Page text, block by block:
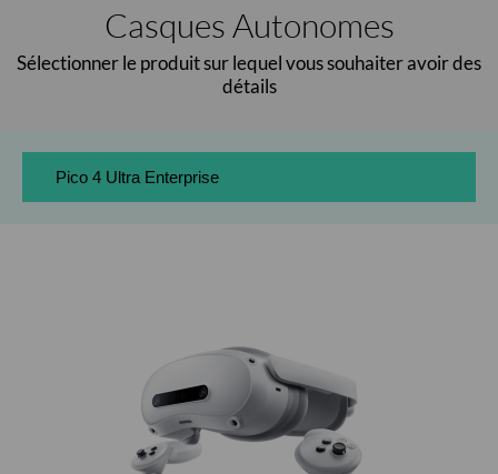
Casques Autonomes
Sélectionner le produit sur lequel vous souhaiter avoir des
détails